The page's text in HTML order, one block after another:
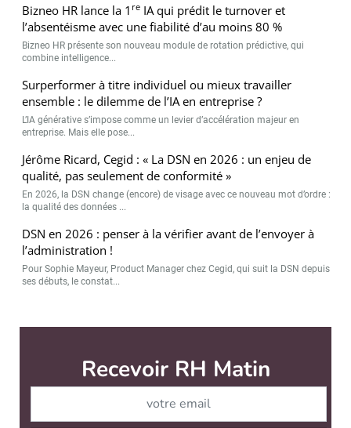
Bizneo HR lance la 1 re IA qui prédit le turnover et
l’absentéisme avec une fiabilité d’au moins 80 %
Bizneo HR présente son nouveau module de rotation prédictive, qui
combine intelligence...
Surperformer à titre individuel ou mieux travailler
ensemble : le dilemme de l’IA en entreprise ?
L’IA générative s’impose comme un levier d’accélération majeur en
entreprise. Mais elle pose...
Jérôme Ricard, Cegid : « La DSN en 2026 : un enjeu de
qualité, pas seulement de conformité »
En 2026, la DSN change (encore) de visage avec ce nouveau mot d’ordre :
la qualité des données ...
DSN en 2026 : penser à la vérifier avant de l’envoyer à
l’administration !
Pour Sophie Mayeur, Product Manager chez Cegid, qui suit la DSN depuis
ses débuts, le constat...
RH Matin est édité par